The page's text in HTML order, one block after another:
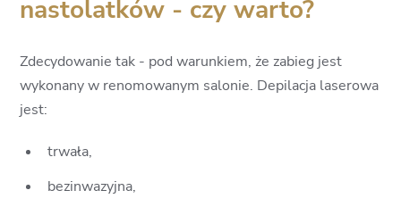
9
nastolatków - czy warto?
Zdecydowanie tak - pod warunkiem, że zabieg jest
wykonany w renomowanym salonie. Depilacja laserowa
jest:
trwała,
bezinwazyjna,